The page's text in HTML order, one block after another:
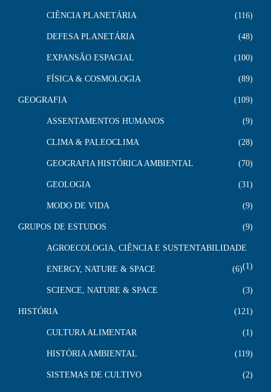
CIÊNCIA PLANETÁRIA 116
DEFESA PLANETÁRIA 48
EXPANSÃO ESPACIAL 100
FÍSICA & COSMOLOGIA 89
GEOGRAFIA 109
ASSENTAMENTOS HUMANOS 9
CLIMA & PALEOCLIMA 28
GEOGRAFIA HISTÓRICA AMBIENTAL 70
GEOLOGIA 31
MODO DE VIDA 9
GRUPOS DE ESTUDOS 9
AGROECOLOGIA, CIÊNCIA E SUSTENTABILIDADE
1
ENERGY, NATURE & SPACE 6
SCIENCE, NATURE & SPACE 3
HISTÓRIA 121
CULTURA ALIMENTAR 1
HISTÓRIA AMBIENTAL 119
SISTEMAS DE CULTIVO 2